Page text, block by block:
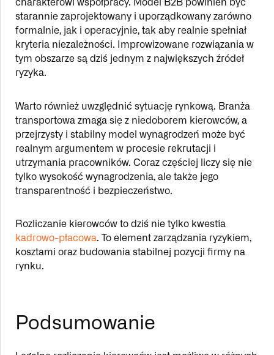
charakterowi współpracy. Model B2B powinien być
starannie zaprojektowany i uporządkowany zarówno
formalnie, jak i operacyjnie, tak aby realnie spełniał
kryteria niezależności. Improwizowane rozwiązania w
tym obszarze są dziś jednym z największych źródeł
ryzyka.
Warto również uwzględnić sytuację rynkową. Branża
transportowa zmaga się z niedoborem kierowców, a
przejrzysty i stabilny model wynagrodzeń może być
realnym argumentem w procesie rekrutacji i
utrzymania pracowników. Coraz częściej liczy się nie
tylko wysokość wynagrodzenia, ale także jego
transparentność i bezpieczeństwo.
Rozliczanie kierowców to dziś nie tylko kwestia
kadrowo-płacowa. To element zarządzania ryzykiem,
kosztami oraz budowania stabilnej pozycji firmy na
rynku.
Podsumowanie